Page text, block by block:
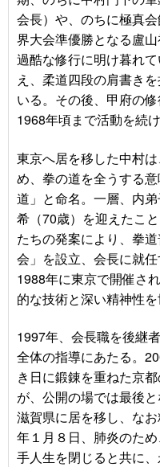
会長）や、のちに極真
界大会準優勝となる盧
過酷な修行に明け暮れ
え、柔道四段の肩書き
いる。その後、甲府の
1968年頃まで活動を続け
東京へ居を移した中村
め、拳の道を全うする
道」と命名。一層、内弟
希（70歳）を迎えたこ
たちの発案により、拳
会」を設立、会長に就
1988年に東京で開催さ
的な技術と深い精神性を
1997年、会長職を後継
全体の指導にあたる。
き日に鍛錬を重ねた京
が、公開の場では最後
滋賀県に居を移し、なお
年１月８日、肺炎のた
手人生を閉じると共に、